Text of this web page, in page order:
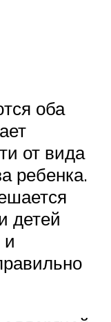
оба
от вида
ребенка.
детей
и